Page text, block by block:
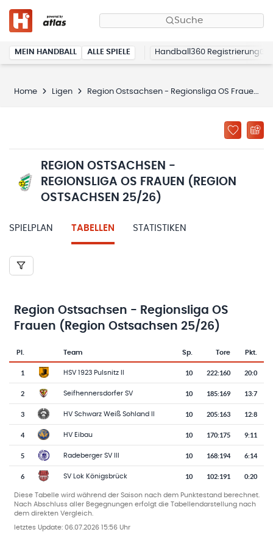
Suche
MEIN HANDBALL ALLE SPIELE Handball360 Registrierung
Home Ligen Region Ostsachsen - Regionsliga OS Frauen (Region Ostsachsen 25/26)
REGION OSTSACHSEN -
REGIONSLIGA OS FRAUEN (REGION
OSTSACHSEN 25/26)
SPIELPLAN TABELLEN STATISTIKEN
Region Ostsachsen - Regionsliga OS
Frauen (Region Ostsachsen 25/26)
Tabelle mit Vereinsplatzierungen, Spielen, Toren und Punkten
Pl.
Team-Logo
Team Sp. Tore Pkt.
1 HSV 1923 Pulsnitz II 10 222:160 20:0
2 Seifhennersdorfer SV 10 185:169 13:7
3 HV Schwarz Weiß Sohland II 10 205:163 12:8
4 HV Eibau 10 170:175 9:11
5 Radeberger SV III 10 168:194 6:14
6 SV Lok Königsbrück 10 102:191 0:20
Diese Tabelle wird während der Saison nach dem Punktestand berechnet.
Nach Abschluss aller Begegnungen erfolgt die Tabellendarstellung nach
dem direkten Vergleich.
letztes Update: 06.07.2026 15:56 Uhr